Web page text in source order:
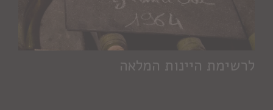
לרשימת היינות המלאה